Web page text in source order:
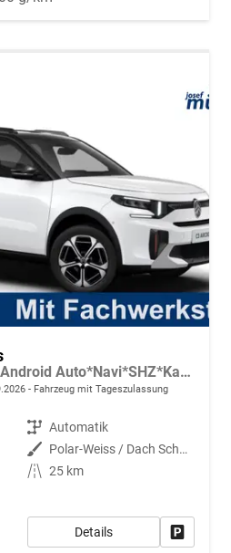
MAX Hybrid 145 6AT Android Auto*Navi*SHZ*Kamera*Totwinkel*Keyless*17"*Klimaauto
Fahrzeug mit Tageszulassung
Getriebe Automatik
Außenfarbe
Polar-Weiss / Dach Schwarz
Kilometerstand 25 km
Details